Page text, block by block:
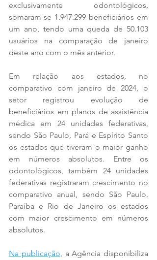
exclusivamente odontológicos,
somaram-se 1.947.299 beneficiários em
um ano, tendo uma queda de 50.103
usuários na comparação de janeiro
deste ano com o mês anterior.
Em relação aos estados, no
comparativo com janeiro de 2024, o
setor registrou evolução de
beneficiários em planos de assistência
médica em 24 unidades federativas,
sendo São Paulo, Pará e Espírito Santo
os estados que tiveram o maior ganho
em números absolutos. Entre os
odontológicos, também 24 unidades
federativas registraram crescimento no
comparativo anual, sendo São Paulo,
Paraíba e Rio de Janeiro os estados
com maior crescimento em números
absolutos.
Na publicação, a Agência disponibiliza